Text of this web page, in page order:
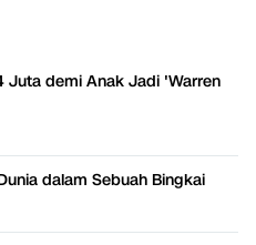
Juta demi Anak Jadi 'Warren
dalam Sebuah Bingkai